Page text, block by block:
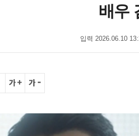
배우
입력 2026.06.10